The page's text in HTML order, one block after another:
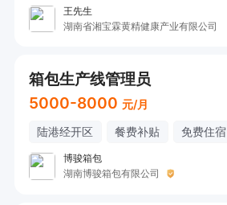
王先生
湖南省湘宝霖黄精健康产业有限公司
箱包生产线管理员
5000-8000 元/月
陆港经开区 餐费补贴 免费住宿
博骏箱包
湖南博骏箱包有限公司